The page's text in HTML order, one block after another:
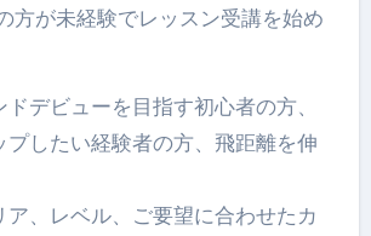
方が未経験でレッスン受講を始め
デビューを目指す初心者の方、
プしたい経験者の方、飛距離を伸
ア、レベル、ご要望に合わせたカ